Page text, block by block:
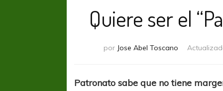
Quiere ser el
por Jose Abel Toscano
Patronato sabe que no tiene